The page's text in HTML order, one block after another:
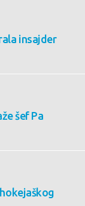
insajder
šef Pa